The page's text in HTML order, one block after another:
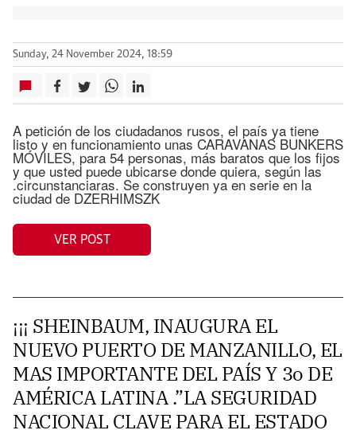
Sunday, 24 November 2024, 18:59
A petición de los ciudadanos rusos, el país ya tiene
listo y en funcionamiento unas CARAVANAS BUNKERS
MÓVILES, para 54 personas, más baratos que los fijos
y que usted puede ubicarse donde quiera, según las
.circunstanciaras. Se construyen ya en serie en la
ciudad de DZERHIMSZK
VER POST
¡¡¡ SHEINBAUM, INAUGURA EL
NUEVO PUERTO DE MANZANILLO, EL
MAS IMPORTANTE DEL PAÍS Y 3o DE
AMÉRICA LATINA .”LA SEGURIDAD
NACIONAL CLAVE PARA EL ESTADO